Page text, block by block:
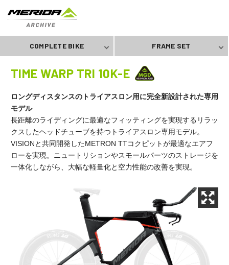
COMPLETE BIKE FRAME SET
TIME WARP TRI 10K-E
ロングディスタンスのトライアスロン用に完全新設計された専用
モデル
長距離のライディングに最適なフィッティングを実現するリラッ
クスしたヘッドチューブを持つトライアスロン専用モデル。
VISIONと共同開発したMETRON TTコクピットが最適なエアフ
ローを実現。ニュートリションやスモールパーツのストレージを
一体化しながら、大幅な軽量化と空力性能の改善を実現。